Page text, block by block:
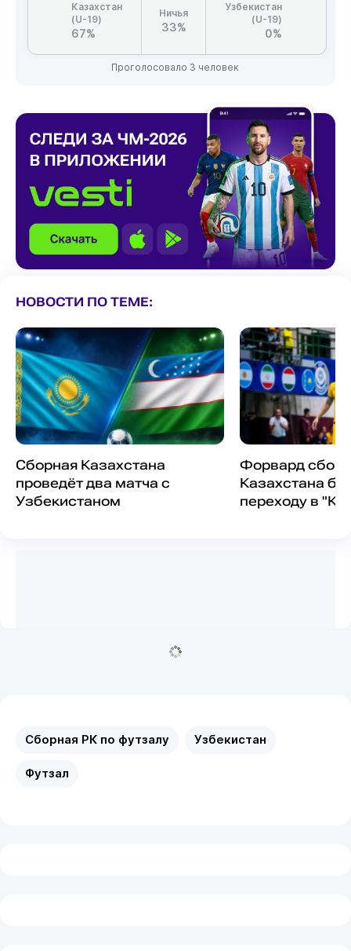
Казахстан
(U-19)
67%
Ничья
33%
Узбекистан
(U-19)
0%
Проголосовало 3 человек
НОВОСТИ ПО ТЕМЕ:
Сборная Казахстана
проведёт два матча с
Узбекистаном
Форвард
Казахстана
переходу в
Сборная РК по футзалу Узбекистан
Футзал